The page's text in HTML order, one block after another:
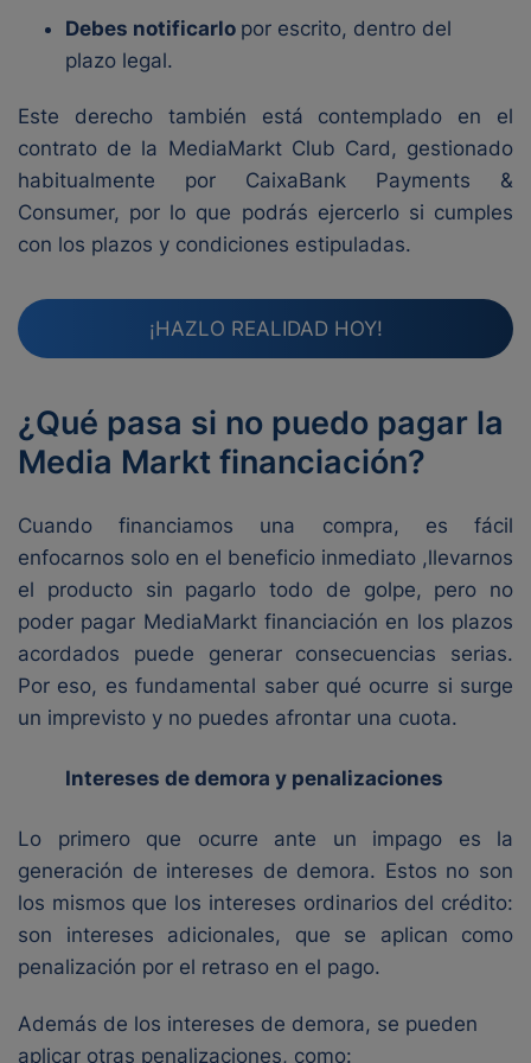
Debes notificarlo por escrito, dentro del
plazo legal.
Este derecho también está contemplado en el
contrato de la MediaMarkt Club Card, gestionado
habitualmente por CaixaBank Payments &
Consumer, por lo que podrás ejercerlo si cumples
con los plazos y condiciones estipuladas.
¡HAZLO REALIDAD HOY!
¿Qué pasa si no puedo pagar la
Media Markt financiación?
Cuando financiamos una compra, es fácil
enfocarnos solo en el beneficio inmediato ,llevarnos
el producto sin pagarlo todo de golpe, pero no
poder pagar MediaMarkt financiación en los plazos
acordados puede generar consecuencias serias.
Por eso, es fundamental saber qué ocurre si surge
un imprevisto y no puedes afrontar una cuota.
Intereses de demora y penalizaciones
Lo primero que ocurre ante un impago es la
generación de intereses de demora. Estos no son
los mismos que los intereses ordinarios del crédito:
son intereses adicionales, que se aplican como
penalización por el retraso en el pago.
Además de los intereses de demora, se pueden
aplicar otras penalizaciones, como: